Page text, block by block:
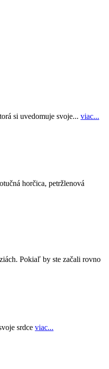
si uvedomuje svoje... viac...
horčica, petržlenová
Pokiaľ by ste začali rovno
srdce viac...